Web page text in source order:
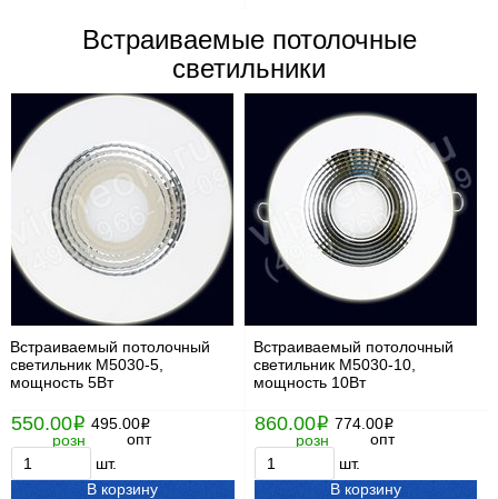
Встраиваемые потолочные
светильники
Встраиваемый потолочный
светильник М5030-5,
мощность 5Вт
550.00i
розн
495.00i
опт
шт.
В корзину
Встраиваемый потолочный
светильник М5030-10,
мощность 10Вт
860.00i
розн
774.00i
опт
шт.
В корзину